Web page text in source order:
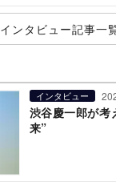
インタビュー記事一
インタビュー
渋谷慶一郎が考
来”